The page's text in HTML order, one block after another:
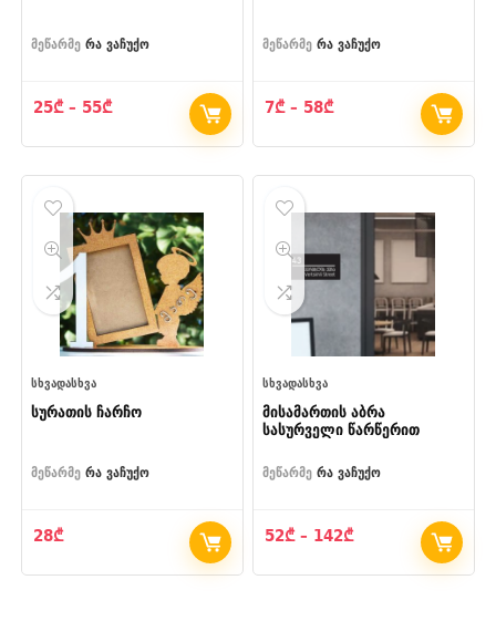
მეწარმე რა ვაჩუქო
25₾ – 55₾Price
25₾
through
მეწარმე რა ვაჩუქო
7₾ – 58₾Price
7₾
through
ᲡᲮᲕᲐᲓᲐᲡᲮᲕᲐ
სურათის ჩარჩო
მეწარმე რა ვაჩუქო
28₾
ᲡᲮᲕᲐᲓᲐᲡᲮᲕᲐ
მისამართის აბრა
სასურველი წარწერით
მეწარმე რა ვაჩუქო
52₾ – 142₾Price
52₾